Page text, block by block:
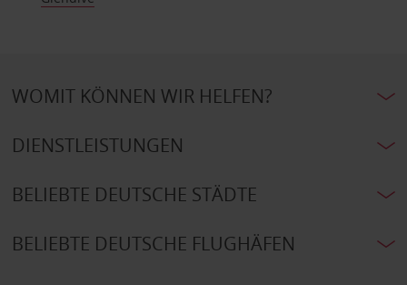
WOMIT KÖNNEN WIR HELFEN?
DIENSTLEISTUNGEN
BELIEBTE DEUTSCHE STÄDTE
BELIEBTE DEUTSCHE FLUGHÄFEN